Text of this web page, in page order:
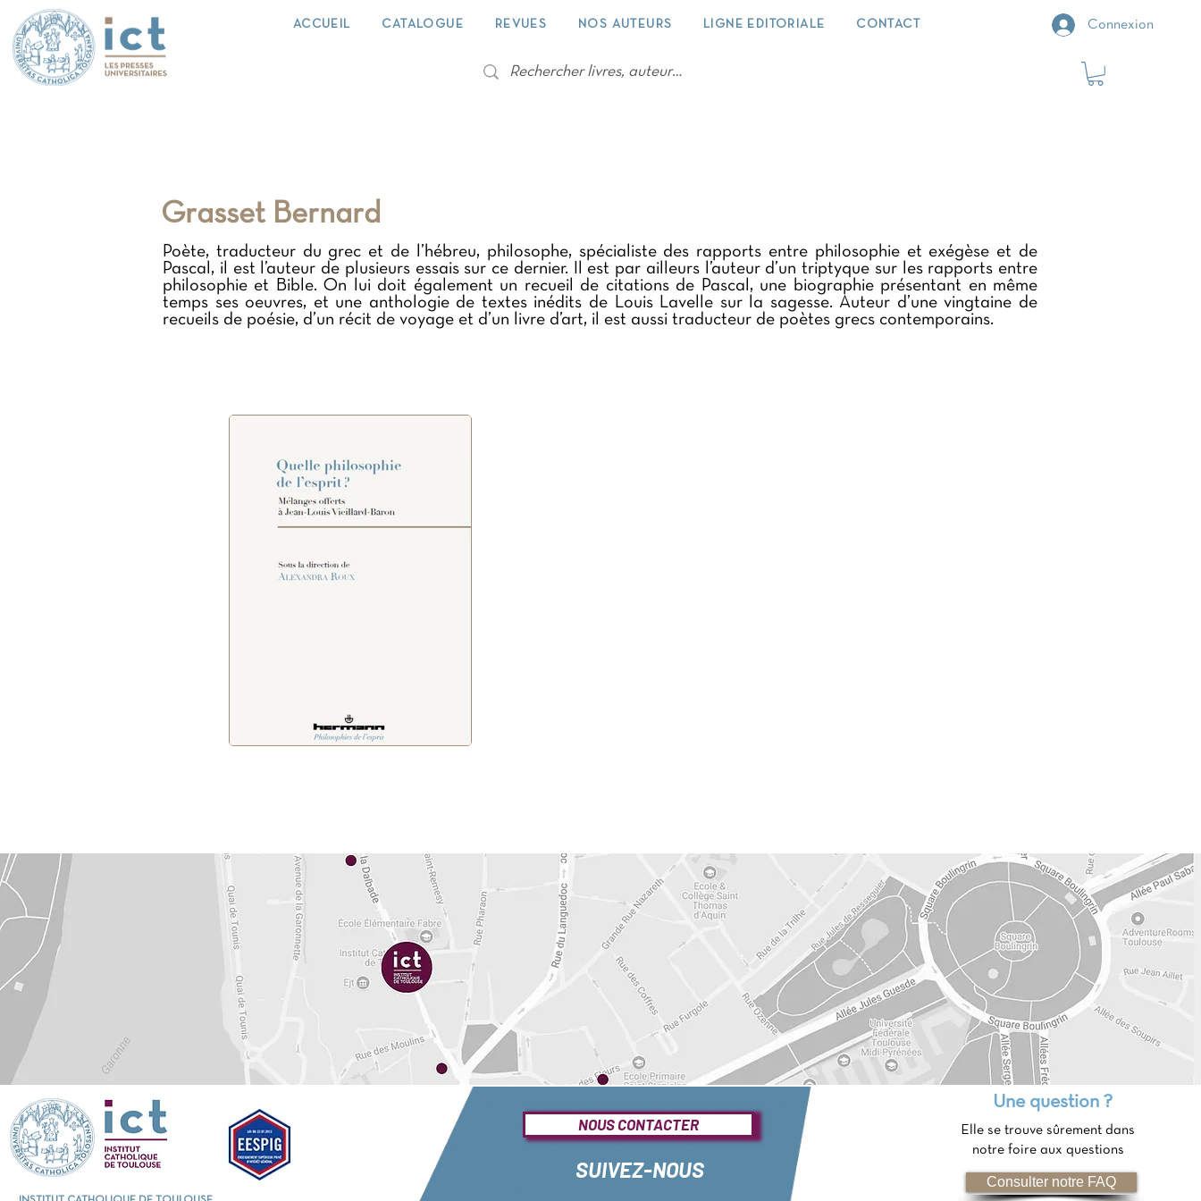
ACCUEIL CATALOGUE REVUES NOS AUTEURS LIGNE EDITORIALE CONTACT Connexion
Grasset Bernard
Poète, traducteur du grec et de l’hébreu, philosophe, spécialiste des rapports entre philosophie et exégèse et de
Pascal, il est l’auteur de plusieurs essais sur ce dernier. Il est par ailleurs l’auteur d’un triptyque sur les rapports entre
philosophie et Bible. On lui doit également un recueil de citations de Pascal, une biographie présentant en même
temps ses oeuvres, et une anthologie de textes inédits de Louis Lavelle sur la sagesse. Auteur d’une vingtaine de
recueils de poésie, d’un récit de voyage et d’un livre d’art, il est aussi traducteur de poètes grecs contemporains.
NOUS CONTACTER
SUIVEZ-NOUS
Une question ?
Elle se trouve sûrement dans
notre foire aux questions
Consulter notre FAQ